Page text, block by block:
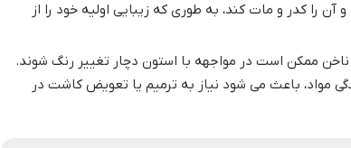
را کدر و مات کند، به طوری که زیبایی اولیه خود را از
ناخن ممکن است در مواجهه با استون دچار تغییر رنگ شوند.
مواد، باعث می شود نیاز به ترمیم یا تعویض کاشت در